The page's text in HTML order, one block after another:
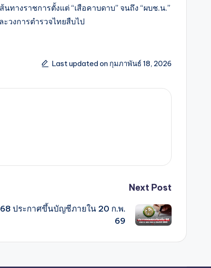
างราชการตั้งแต่ “เสือคาบดาบ” จนถึง “ผบช.น.”
วงการตำรวจไทยสืบไป
Last updated on กุมภาพันธ์ 18, 2026
Next Post
ประกาศขึ้นบัญชีภายใน 20 ก.พ.
69